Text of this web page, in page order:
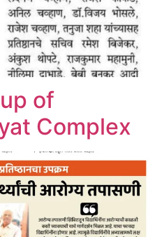
of
Complex